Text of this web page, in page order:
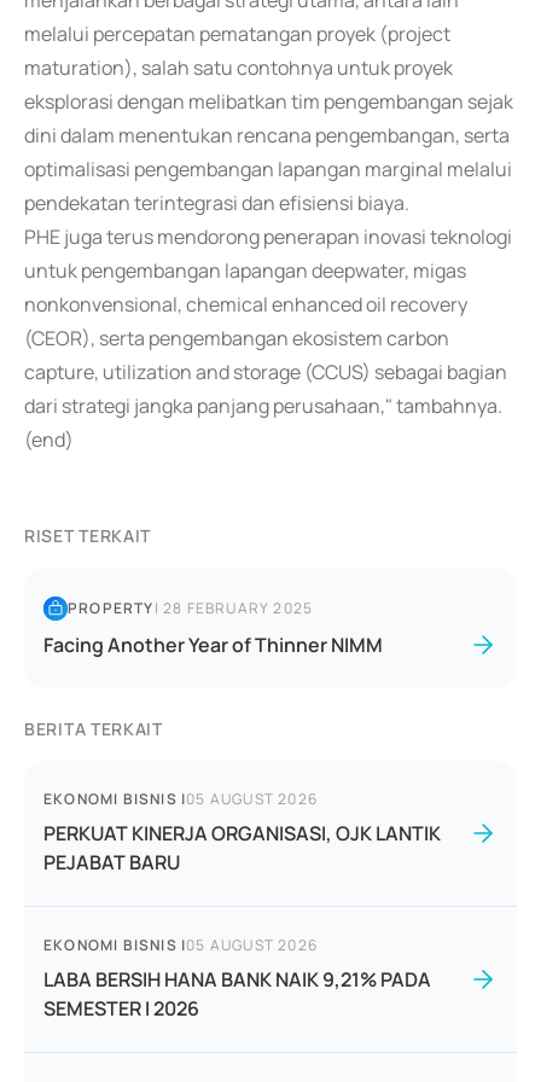
melalui percepatan pematangan proyek (project
maturation), salah satu contohnya untuk proyek
eksplorasi dengan melibatkan tim pengembangan sejak
dini dalam menentukan rencana pengembangan, serta
optimalisasi pengembangan lapangan marginal melalui
pendekatan terintegrasi dan efisiensi biaya.
PHE juga terus mendorong penerapan inovasi teknologi
untuk pengembangan lapangan deepwater, migas
nonkonvensional, chemical enhanced oil recovery
(CEOR), serta pengembangan ekosistem carbon
capture, utilization and storage (CCUS) sebagai bagian
dari strategi jangka panjang perusahaan," tambahnya.
(end)
RISET TERKAIT
PROPERTY|28 FEBRUARY 2025
Facing Another Year of Thinner NIMM
BERITA TERKAIT
EKONOMI BISNIS |05 AUGUST 2026
PERKUAT KINERJA ORGANISASI, OJK LANTIK
PEJABAT BARU
EKONOMI BISNIS |05 AUGUST 2026
LABA BERSIH HANA BANK NAIK 9,21% PADA
SEMESTER I 2026